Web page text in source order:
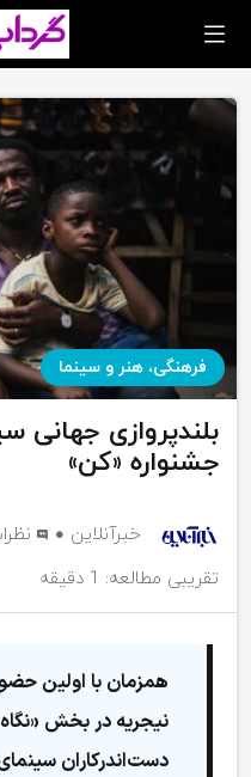
فرهنگی، هنر و سینما
بلندپروازی جهانی
جشنواره «کن»
خبرآنلاین
تقریبی مطالعه: 1 دقیقه
همزمان با اولین
نیجریه در بخش
دست‌اندرکاران